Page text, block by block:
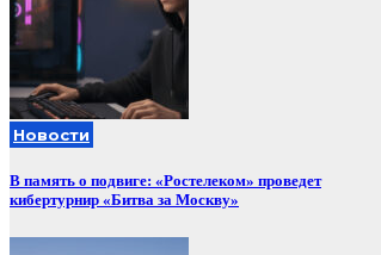
Новости
В память о подвиге: «Ростелеком» проведет
кибертурнир «Битва за Москву»